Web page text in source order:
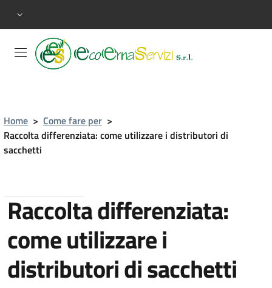
Home > Come fare per >
Raccolta differenziata: come utilizzare i distributori di
sacchetti
Raccolta differenziata:
come utilizzare i
distributori di sacchetti